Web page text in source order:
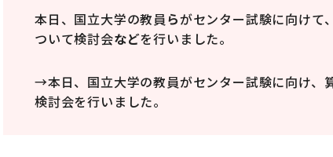
本日、国立大学の教員らがセンター試験に向けて
ついて検討会などを行いました。
→本日、国立大学の教員がセンター試験に向け、
検討会を行いました。